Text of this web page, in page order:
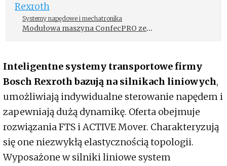
Systemy napędowe i mechatronika
Modułowa maszyna ConfecPRO ze
Inteligentne systemy transportowe firmy
Bosch Rexroth bazują na silnikach liniowych,
umożliwiają indywidualne sterowanie napędem i
zapewniają dużą dynamikę. Oferta obejmuje
rozwiązania FTS i ACTIVE Mover. Charakteryzują
się one niezwykłą elastycznością topologii.
Wyposażone w silniki liniowe system